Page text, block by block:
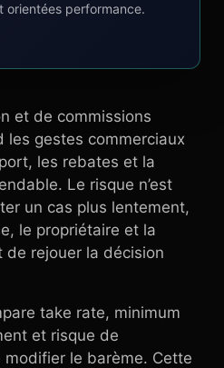
orientées performance.
et de commissions
les gestes commerciaux
les rebates et la
Le risque n’est
un cas plus lentement,
le propriétaire et la
de rejouer la décision
take rate, minimum
et risque de
le barème. Cette